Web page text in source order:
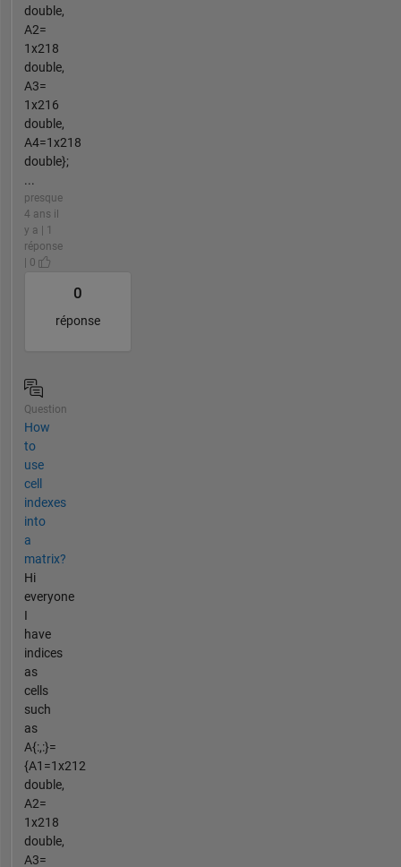
double,
A2=
1x218
double,
A3=
1x216
double,
A4=1x218
double};
...
presque
4 ans il
y a | 1
réponse
| 0
0
réponse
Question
How
to
use
cell
indexes
into
a
matrix?
Hi
everyone
I
have
indices
as
cells
such
as
A{:,:}=
{A1=1x212
double,
A2=
1x218
double,
A3=